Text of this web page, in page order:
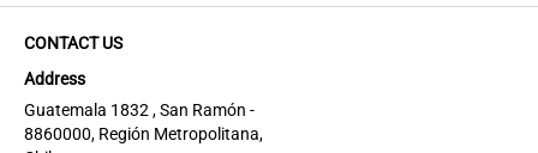
CONTACT US
Address
Guatemala 1832 , San Ramón -
8860000, Región Metropolitana,